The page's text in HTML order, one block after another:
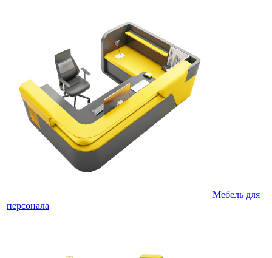
Мебель для
персонала